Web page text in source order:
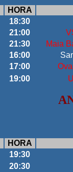
HORA
18:30
21:00
21:30 Maia
16:00
17:00
19:00
HORA
19:30
20:30